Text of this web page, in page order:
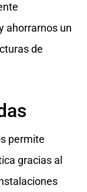
ahorrarnos un
de
permite
gracias al